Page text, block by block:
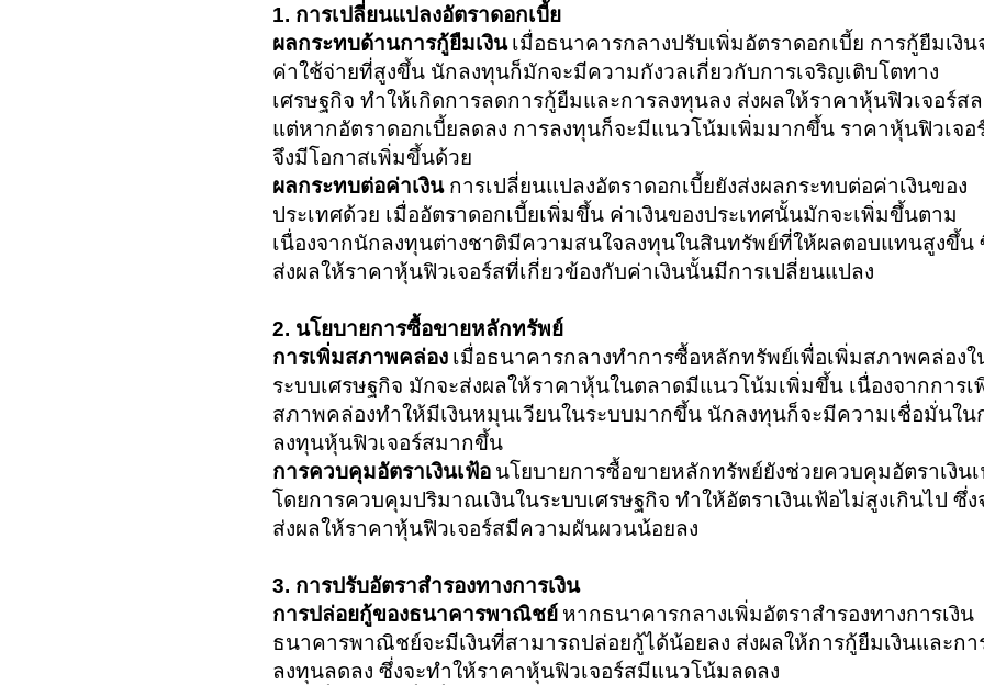
1. การเปลี่ยนแปลงอัตราดอกเบี้ย
ผลกระทบด้านการกู้ยืมเงิน เมื่อธนาคารกลางปรับเพิ่มอัตราดอกเบี้ย การกู้ยืมเงิน
ค่าใช้จ่ายที่สูงขึ้น นักลงทุนก็มักจะมีความกังวลเกี่ยวกับการเจริญเติบโตทาง
เศรษฐกิจ ทำให้เกิดการลดการกู้ยืมและการลงทุนลง ส่งผลให้ราคาหุ้นฟิวเจอร์ส
แต่หากอัตราดอกเบี้ยลดลง การลงทุนก็จะมีแนวโน้มเพิ่มมากขึ้น ราคาหุ้นฟิวเจอ
จึงมีโอกาสเพิ่มขึ้นด้วย
ผลกระทบต่อค่าเงิน การเปลี่ยนแปลงอัตราดอกเบี้ยยังส่งผลกระทบต่อค่าเงินของ
ประเทศด้วย เมื่ออัตราดอกเบี้ยเพิ่มขึ้น ค่าเงินของประเทศนั้นมักจะเพิ่มขึ้นตาม
เนื่องจากนักลงทุนต่างชาติมีความสนใจลงทุนในสินทรัพย์ที่ให้ผลตอบแทนสูงขึ้น
ส่งผลให้ราคาหุ้นฟิวเจอร์สที่เกี่ยวข้องกับค่าเงินนั้นมีการเปลี่ยนแปลง
2. นโยบายการซื้อขายหลักทรัพย์
การเพิ่มสภาพคล่อง เมื่อธนาคารกลางทำการซื้อหลักทรัพย์เพื่อเพิ่มสภาพคล่องใ
ระบบเศรษฐกิจ มักจะส่งผลให้ราคาหุ้นในตลาดมีแนวโน้มเพิ่มขึ้น เนื่องจากการเ
สภาพคล่องทำให้มีเงินหมุนเวียนในระบบมากขึ้น นักลงทุนก็จะมีความเชื่อมั่นใน
ลงทุนหุ้นฟิวเจอร์สมากขึ้น
การควบคุมอัตราเงินเฟ้อ นโยบายการซื้อขายหลักทรัพย์ยังช่วยควบคุมอัตราเงิน
โดยการควบคุมปริมาณเงินในระบบเศรษฐกิจ ทำให้อัตราเงินเฟ้อไม่สูงเกินไป ซึ่ง
ส่งผลให้ราคาหุ้นฟิวเจอร์สมีความผันผวนน้อยลง
3. การปรับอัตราสำรองทางการเงิน
การปล่อยกู้ของธนาคารพาณิชย์ หากธนาคารกลางเพิ่มอัตราสำรองทางการเงิน
ธนาคารพาณิชย์จะมีเงินที่สามารถปล่อยกู้ได้น้อยลง ส่งผลให้การกู้ยืมเงินและกา
ลงทุนลดลง ซึ่งจะทำให้ราคาหุ้นฟิวเจอร์สมีแนวโน้มลดลง